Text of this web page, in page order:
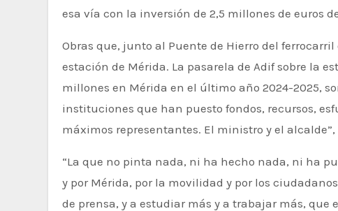
esa vía con la inversión de 2,5 millones de euros
Obras que, junto al Puente de Hierro del
estación de Mérida. La pasarela de Adif sobre la
millones en Mérida en el último año 2024-2025,
instituciones que han puesto fondos, recursos,
máximos representantes. El ministro y el
“La que no pinta nada, ni ha hecho nada, ni ha
y por Mérida, por la movilidad y por los
de prensa, y a estudiar más y a trabajar más,